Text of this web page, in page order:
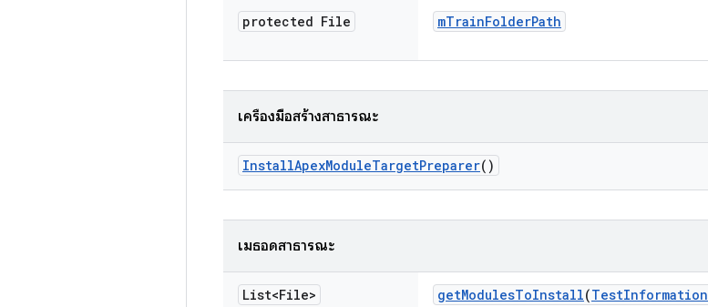
protected File mTrainFolderPath
เครื่องมือสร้างสาธารณะ
InstallApexModuleTargetPreparer()
เมธอดสาธารณะ
List<File> getModulesToInstall(TestInformation